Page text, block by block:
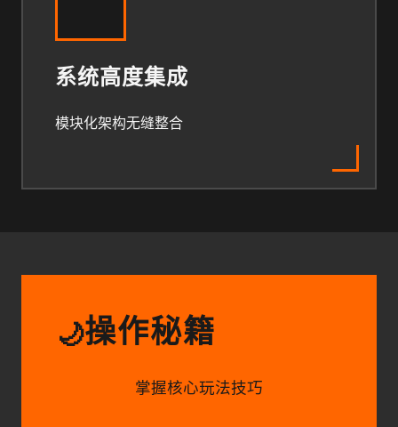
系统高度集成
模块化架构无缝整合
🌙操作秘籍
掌握核心玩法技巧